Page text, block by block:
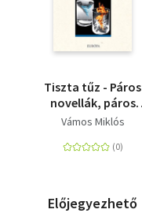
Tiszta tűz - Páros
novellák, páros
kisregények
Vámos Miklós
Előjegyezhető